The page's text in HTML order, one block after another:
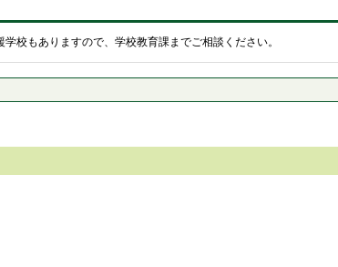
校もありますので、学校教育課までご相談ください。